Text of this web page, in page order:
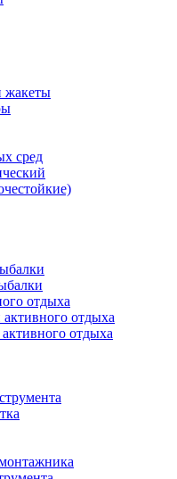
жакеты
сред
отдыха
отдыха
отдыха